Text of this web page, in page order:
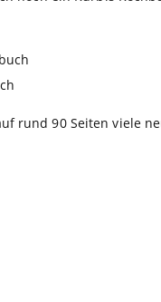
rund 90 Seiten viele